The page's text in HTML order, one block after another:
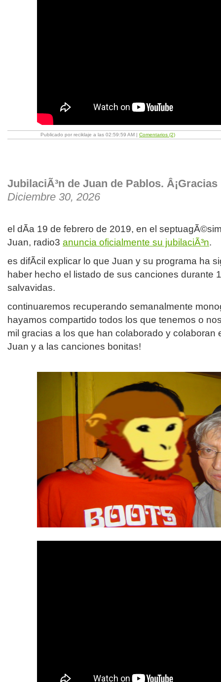
Publicado por reciklaje a las 02:59:59 AM | Comentarios (2)
JubilaciÃ³n de Juan de Pablos.
Diciembre 30, 2026
el dÃ­a 19 de febrero de 2019, en el
Juan, radio3 anuncia oficialmente su jubilaciÃ³n.
es difÃ­cil explicar lo que Juan y su programa ha
haber hecho el listado de sus canciones durante
salvavidas.
continuaremos recuperando semanalmente
hayamos compartido todos los que tenemos o
mil gracias a los que han colaborado y colaboran
Juan y a las canciones bonitas!